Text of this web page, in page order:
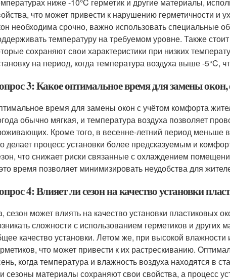
что может привести к нарушению герметичности и
необходима срочно, важно использовать специальные
температуру на требуемом уровне. Также
сохраняют свои характеристики при низких
на период, когда температура воздуха выше -5°C,
3: Какое оптимальное время для замены
время для замены окон с учётом комфорта
обычно мягкая, и температура воздуха позволяет
Кроме того, в весенне-летний период меньше
делает процесс установки более предсказуемым и
что снижает риски связанные с охлаждением
время позволяет минимизировать неудобства для
4: Влияет ли сезон на качество установки
сезон может влиять на качество установки пластиковых
сложности с использованием герметиков и других
качество установки. Летом же, при высокой
что может привести к их растрескиванию.
когда температура и влажность воздуха находятся в
сезоны материалы сохраняют свои свойства, а процесс